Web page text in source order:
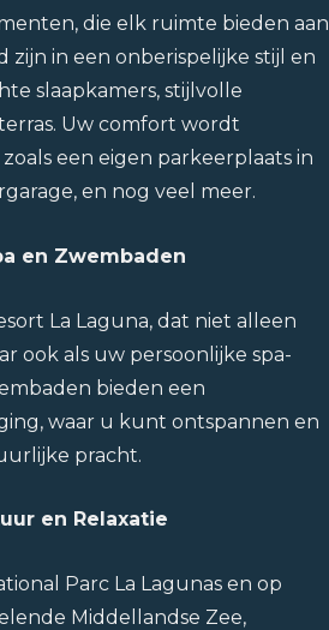
die elk ruimte bieden aan
in een onberispelijke stijl en
slaapkamers, stijlvolle
Uw comfort wordt
een eigen parkeerplaats in
en nog veel meer.
en Zwembaden
La Laguna, dat niet alleen
ook als uw persoonlijke spa-
bieden een
waar u kunt ontspannen en
pracht.
en Relaxatie
Parc La Lagunas en op
Middellandse Zee,